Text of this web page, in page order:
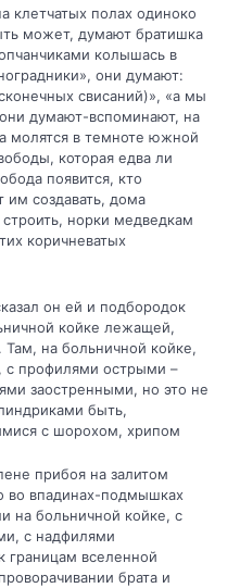
клетчатых полах одиноко
может, думают братишка
колышась в
они думают:
свисаний)», «а мы
думают-вспоминают, на
молятся в темноте южной
которая едва ли
появится, кто
им создавать, дома
норки медведкам
коричневатых
он ей и подбородок
койке лежащей,
на больничной койке,
профилями острыми –
заостренными, но это не
быть,
с шорохом, хрипом
прибоя на залитом
во впадинах-подмышках
на больничной койке, с
с надфилями
границам вселенной
брата и